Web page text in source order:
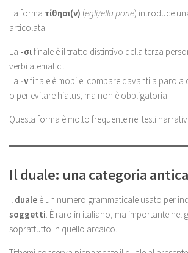
La forma τίθησι(ν) (egli/ella pone) introduce
articolata.
La -σιfinale è il tratto distintivo della terza
verbi atematici.
La -νfinale è mobile: compare davanti a parola
o per evitare hiatus, ma non è obbligatoria.
Questa forma è molto frequente nei testi
Il duale: una categoria antica
Il duale è un numero grammaticale usato per
soggetti . È raro in italiano, ma importante nel
soprattutto in quello arcaico.